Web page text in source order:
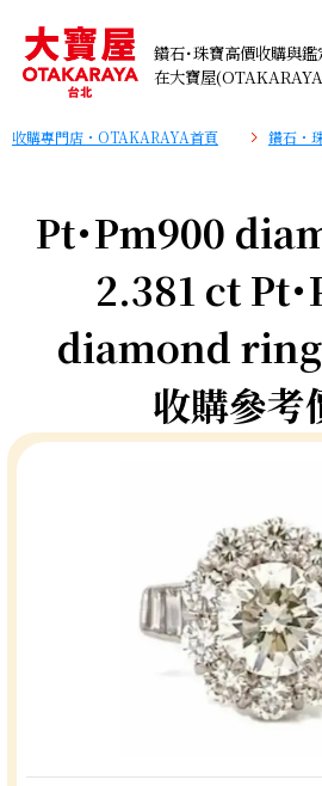
鑽石･珠寶高價收購與
在大寶屋
收購專門店・OTAKARAYA首頁 鑽石・
Pt･Pm900
2.381 ct Pt
diamond
收購參考